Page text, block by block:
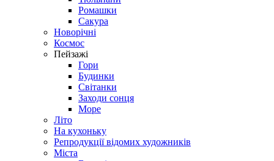
Ромашки
Сакура
Новорічні
Космос
Пейзажі
Гори
Будинки
Світанки
Заходи сонця
Море
Літо
На кухоньку
Репродукції відомих художників
Міста